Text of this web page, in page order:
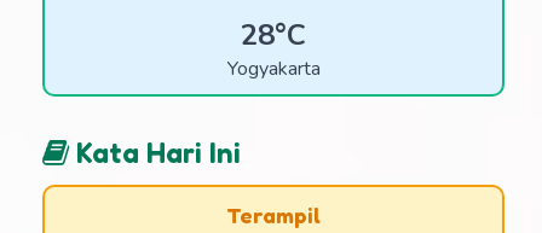
28°C
Yogyakarta
Kata Hari Ini
Terampil